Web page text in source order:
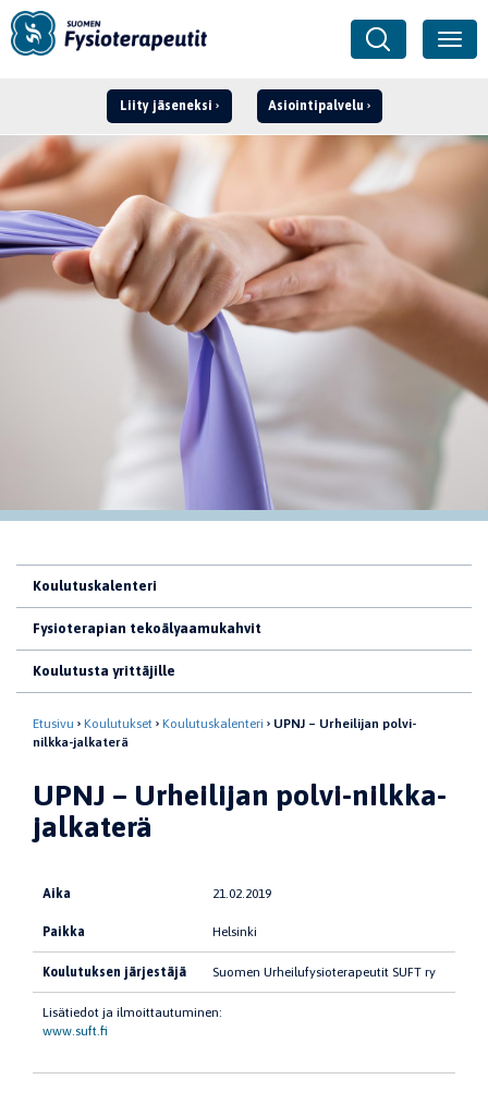
Liity jäseneksi Asiointipalvelu
Kirjaudu ›
Koulutuskalenteri
Fysioterapian tekoälyaamukahvit
Koulutusta yrittäjille
Etusivu Koulutukset Koulutuskalenteri
UPNJ – Urheilijan polvi-
nilkka-jalkaterä
UPNJ – Urheilijan polvi-nilkka-
jalkaterä
Aika 21.02.2019
Paikka Helsinki
Koulutuksen järjestäjä Suomen Urheilufysioterapeutit SUFT ry
Lisätiedot ja ilmoittautuminen:
www.suft.fi